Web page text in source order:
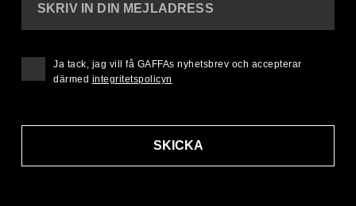
SKRIV IN DIN MEJLADRESS
SKICKA
Ja tack, jag vill få GAFFAs nyhetsbrev och accepterar
därmed integritetspolicyn